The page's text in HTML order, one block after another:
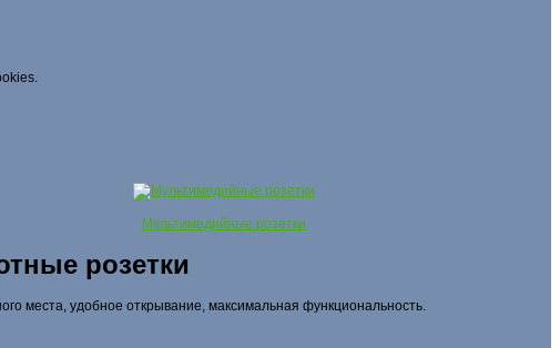
Мультимедийные розетки
розетки
места, удобное открывание, максимальная функциональность.